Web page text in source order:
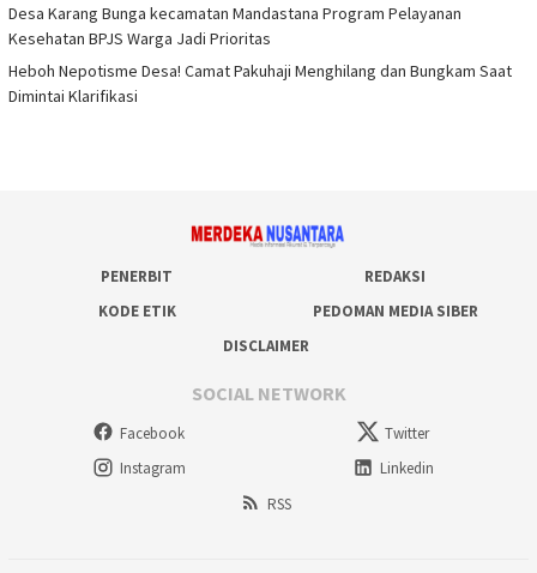
Desa Karang Bunga kecamatan Mandastana Program Pelayanan
Kesehatan BPJS Warga Jadi Prioritas
Heboh Nepotisme Desa! Camat Pakuhaji Menghilang dan Bungkam Saat
Dimintai Klarifikasi
PENERBIT
REDAKSI
KODE ETIK
PEDOMAN MEDIA SIBER
DISCLAIMER
SOCIAL NETWORK
Facebook
Twitter
Instagram
Linkedin
RSS